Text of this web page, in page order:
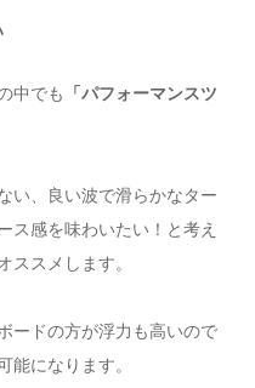
中でも
「パフォーマンスツ
い、良い波で滑らかなター
ス感を味わいたい！と考え
ススメします。
ードの方が浮力も高いので
能になります。